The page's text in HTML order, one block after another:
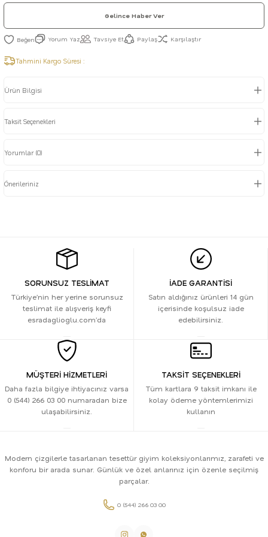
Gelince Haber Ver
Yorum Yaz Tavsiye Et Paylaş Karşılaştır
Tahmini Kargo Süresi :
Ürün Bilgisi
Taksit Seçenekleri
Yorumlar (0)
Önerileriniz
SORUNSUZ TESLİMAT
Türkiye’nin her yerine sorunsuz
teslimat ile alışveriş keyfi
esradaglioglu.com’da
İADE GARANTİSİ
Satın aldığınız ürünleri 14 gün
içerisinde koşulsuz iade
edebilirsiniz.
MÜŞTERİ HİZMETLERİ
Daha fazla bilgiye ihtiyacınız varsa
0 (544) 266 03 00 numaradan bize
ulaşabilirsiniz.
TAKSİT SEÇENEKLERİ
Tüm kartlara 9 taksit imkanı ile
kolay ödeme yöntemlerimizi
kullanın
Modern çizgilerle tasarlanan tesettür giyim koleksiyonlarımız, zarafeti ve
konforu bir arada sunar. Günlük ve özel anlarınız için özenle seçilmiş
parçalar.
0 (544) 266 03 00